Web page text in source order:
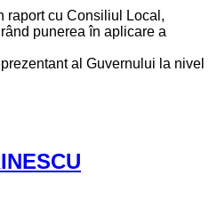
raport cu Consiliul Local,
punerea în aplicare a
al Guvernului la nivel